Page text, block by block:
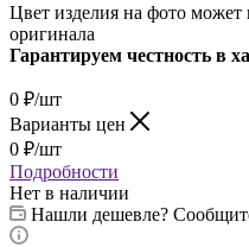
Цвет изделия на фото может
оригинала
Гарантируем честность в
0 ₽/шт
Варианты цен
0 ₽/шт
Подробности
Нет в наличии
Нашли дешевле?